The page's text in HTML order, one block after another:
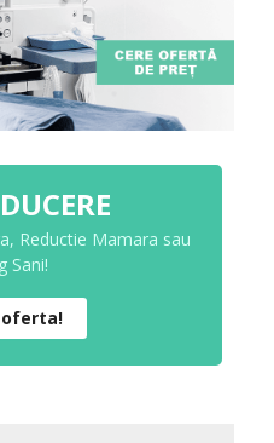
Reductie Mamara sau
Sani!
oferta!